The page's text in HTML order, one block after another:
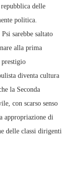
delle
politica.
sarebbe saltato
alla prima
prestigio
diventa cultura
la Seconda
con scarso senso
appropriazione di
delle classi dirigenti